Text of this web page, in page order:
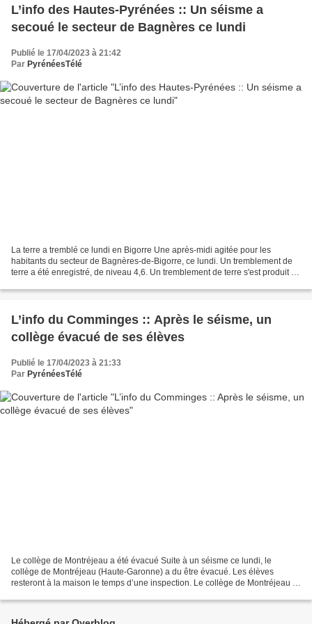
L’info des Hautes-Pyrénées :: Un séisme a
secoué le secteur de Bagnères ce lundi
Publié le 17/04/2023 à 21:42
Par PyrénéesTélé
La terre a tremblé ce lundi en Bigorre Une après-midi agitée pour les
habitants du secteur de Bagnères-de-Bigorre, ce lundi. Un tremblement de
terre a été enregistré, de niveau 4,6. Un tremblement de terre s'est produit ce
L’info du Comminges :: Après le séisme, un
collège évacué de ses élèves
Publié le 17/04/2023 à 21:33
Par PyrénéesTélé
Le collège de Montréjeau a été évacué Suite à un séisme ce lundi, le
collège de Montréjeau (Haute-Garonne) a du être évacué. Les élèves
resteront à la maison le temps d’une inspection. Le collège de Montréjeau a